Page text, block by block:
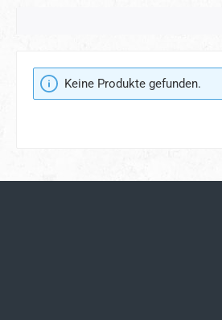
Keine Produkte gefunden.